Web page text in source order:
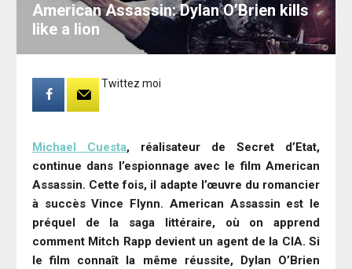
American Assassin: Dylan O’Brien kills
like a lion
Twittez moi
Michael Cuesta, réalisateur de Secret d’Etat,
continue dans l’espionnage avec le film American
Assassin. Cette fois, il adapte l’œuvre du romancier
à succès Vince Flynn. American Assassin est le
préquel de la saga littéraire, où on apprend
comment Mitch Rapp devient un agent de la CIA. Si
le film connaît la même réussite, Dylan O’Brien